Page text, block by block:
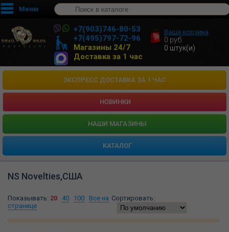
Меню
+7(903)746-80-53
+7(495)797-72-96
Магазины 24/7
Доставка за 1 час
Ваша корзина
0 руб.
0 штук(и)
ЭКСПРЕСС ДОСТАВКА ЗА 1 ЧАС
НОВИНКИ
HАШИ МАГАЗИНЫ
КАТАЛОГ
NS Novelties,США
Показывать: 20 40 100
Все на
странице
Сортировать: